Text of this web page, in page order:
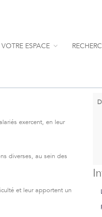
VOTRE ESPACE
exercent, en leur
diverses, au sein des
et leur apportent un